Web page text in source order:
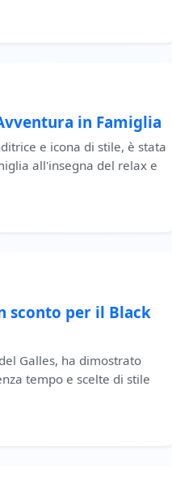
in Famiglia
e icona di stile, è stata
all'insegna del relax e
sconto per il Black
Galles, ha dimostrato
tempo e scelte di stile